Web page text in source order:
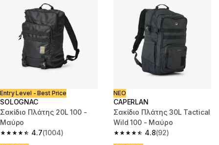
Entry Level - Best Price
SOLOGNAC
Σακίδιο Πλάτης 20L 100 -
Μαύρο
4.7
4.7 out of 5 stars from 1004 reviews
(1004)
ΝΕΟ
CAPERLAN
Σακίδιο Πλάτης 30L Tactical
Wild 100 - Μαύρο
4.8
4.8 out of 5 stars from 92
(92)